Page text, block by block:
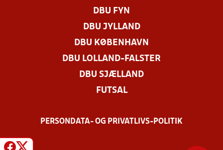
DBU FYN
DBU JYLLAND
DBU KØBENHAVN
DBU LOLLAND-FALSTER
DBU SJÆLLAND
FUTSAL
PERSONDATA- OG PRIVATLIVS-POLITIK